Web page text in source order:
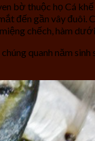
bờ thuộc họ Cá
đến gần vây
chếch, hàm
quanh năm